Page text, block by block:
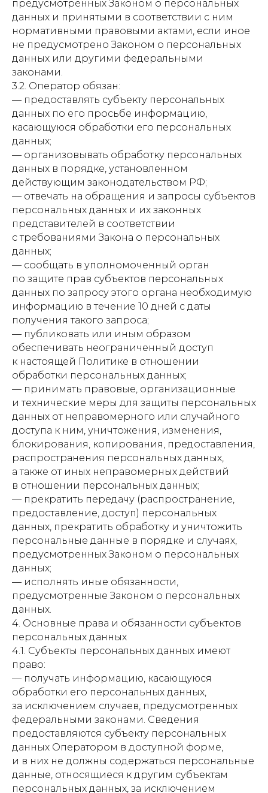
предусмотренных Законом о персональных
данных и принятыми в соответствии с ним
нормативными правовыми актами, если иное
не предусмотрено Законом о персональных
данных или другими федеральными
законами.
3.2. Оператор обязан:
— предоставлять субъекту персональных
данных по его просьбе информацию,
касающуюся обработки его персональных
данных;
— организовывать обработку персональных
данных в порядке, установленном
действующим законодательством РФ;
— отвечать на обращения и запросы субъектов
персональных данных и их законных
представителей в соответствии
с требованиями Закона о персональных
данных;
— сообщать в уполномоченный орган
по защите прав субъектов персональных
данных по запросу этого органа необходимую
информацию в течение 10 дней с даты
получения такого запроса;
— публиковать или иным образом
обеспечивать неограниченный доступ
к настоящей Политике в отношении
обработки персональных данных;
— принимать правовые, организационные
и технические меры для защиты персональных
данных от неправомерного или случайного
доступа к ним, уничтожения, изменения,
блокирования, копирования, предоставления,
распространения персональных данных,
а также от иных неправомерных действий
в отношении персональных данных;
— прекратить передачу (распространение,
предоставление, доступ) персональных
данных, прекратить обработку и уничтожить
персональные данные в порядке и случаях,
предусмотренных Законом о персональных
данных;
— исполнять иные обязанности,
предусмотренные Законом о персональных
данных.
4. Основные права и обязанности субъектов
персональных данных
4.1. Субъекты персональных данных имеют
право:
— получать информацию, касающуюся
обработки его персональных данных,
за исключением случаев, предусмотренных
федеральными законами. Сведения
предоставляются субъекту персональных
данных Оператором в доступной форме,
и в них не должны содержаться персональные
данные, относящиеся к другим субъектам
персональных данных, за исключением